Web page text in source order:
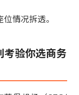
情况拆透。
考验你选商务